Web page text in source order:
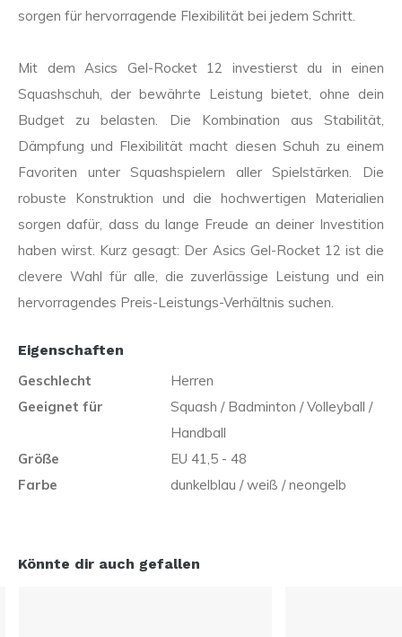
sorgen für hervorragende Flexibilität bei jedem Schritt.
Mit dem Asics Gel-Rocket 12 investierst du in einen
Squashschuh, der bewährte Leistung bietet, ohne dein
Budget zu belasten. Die Kombination aus Stabilität,
Dämpfung und Flexibilität macht diesen Schuh zu einem
Favoriten unter Squashspielern aller Spielstärken. Die
robuste Konstruktion und die hochwertigen Materialien
sorgen dafür, dass du lange Freude an deiner Investition
haben wirst. Kurz gesagt: Der Asics Gel-Rocket 12 ist die
clevere Wahl für alle, die zuverlässige Leistung und ein
hervorragendes Preis-Leistungs-Verhältnis suchen.
Eigenschaften
Geschlecht
Herren
Geeignet für
Squash / Badminton / Volleyball /
Handball
Größe
EU 41,5 - 48
Farbe
dunkelblau / weiß / neongelb
Könnte dir auch gefallen